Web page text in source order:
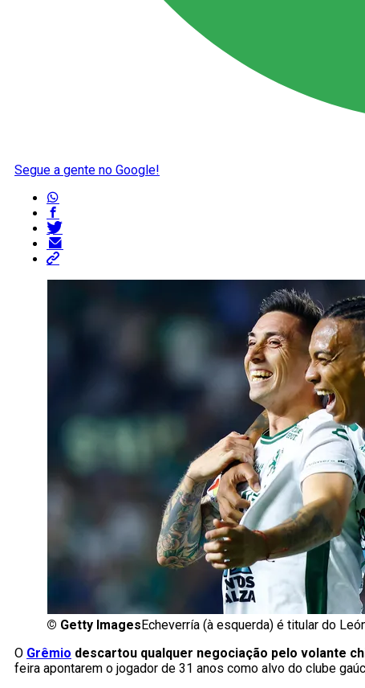
Segue a gente no Google!
© Getty Images Echeverría (à esquerda) é titular do
O Grêmio descartou qualquer negociação pelo volante
feira apontarem o jogador de 31 anos como alvo do clube